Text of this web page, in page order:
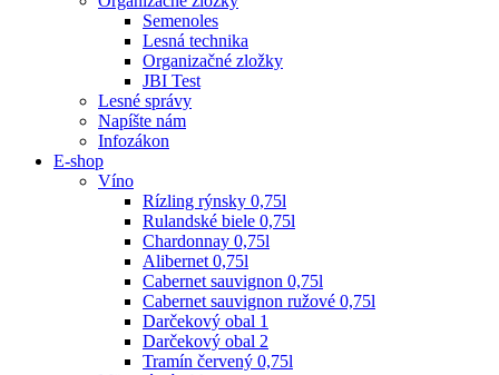
Semenoles
Lesná technika
Organizačné zložky
JBI Test
Lesné správy
Napíšte nám
Infozákon
E-shop
Víno
Rízling rýnsky 0,75l
Rulandské biele 0,75l
Chardonnay 0,75l
Alibernet 0,75l
Cabernet sauvignon 0,75l
Cabernet sauvignon ružové 0,75l
Darčekový obal 1
Darčekový obal 2
Tramín červený 0,75l